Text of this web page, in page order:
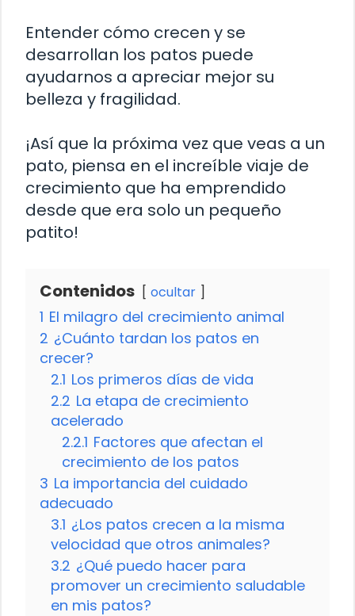
Entender cómo crecen y se
desarrollan los patos puede
ayudarnos a apreciar mejor su
belleza y fragilidad.
¡Así que la próxima vez que veas a un
pato, piensa en el increíble viaje de
crecimiento que ha emprendido
desde que era solo un pequeño
patito!
Contenidos ocultar
1 El milagro del crecimiento animal
2 ¿Cuánto tardan los patos en
crecer?
2.1 Los primeros días de vida
2.2 La etapa de crecimiento
acelerado
2.2.1 Factores que afectan el
crecimiento de los patos
3 La importancia del cuidado
adecuado
3.1 ¿Los patos crecen a la misma
velocidad que otros animales?
3.2 ¿Qué puedo hacer para
promover un crecimiento saludable
en mis patos?